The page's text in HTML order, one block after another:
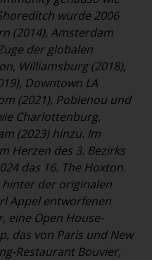
wurde 2006
(2014), Amsterdam
der globalen
Williamsburg (2018),
Downtown LA
(2021), Poblenou und
Charlottenburg,
(2023) hinzu. Im
Herzen des 3. Bezirks
das 16. The Hoxton.
hinter der originalen
Appel entworfenen
eine Open House-
das von Paris und New
Restaurant Bouvier,